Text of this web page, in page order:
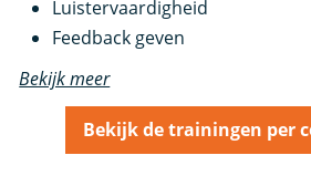
Luistervaardigheid
Feedback geven
Bekijk meer
Bekijk de trainingen per